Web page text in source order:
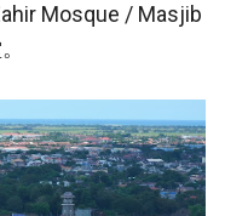
Mosque / Masjib